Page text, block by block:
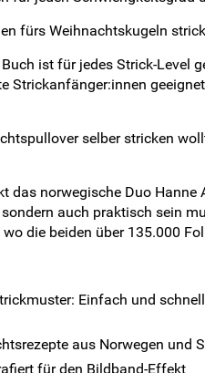
fürs Weihnachtskugeln
ist für jedes Strick-Level
selber stricken
das norwegische Duo
auch praktisch sein
die beiden über 135.000
Einfach und
aus Norwegen und
für den Bildband-Effekt